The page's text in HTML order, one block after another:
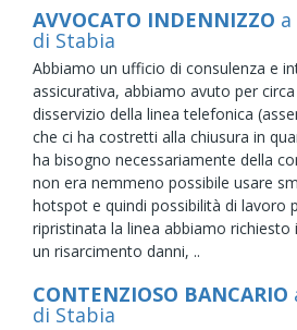
AVVOCATO INDENNIZZO
di Stabia
Abbiamo un ufficio di consulenza e
assicurativa, abbiamo avuto per
disservizio della linea telefonica
che ci ha costretti alla chiusura in
ha bisogno necessariamente della
non era nemmeno possibile usare
hotspot e quindi possibilità di lavoro
ripristinata la linea abbiamo richiesto
un risarcimento danni, ..
CONTENZIOSO BANCARIO
di Stabia